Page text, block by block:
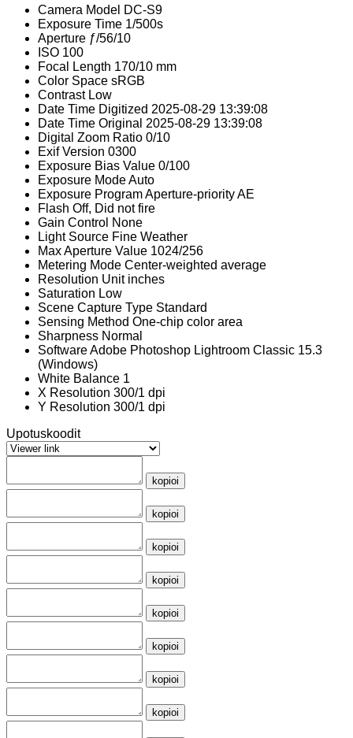
Camera Model DC-S9
Exposure Time 1/500s
Aperture ƒ/56/10
ISO 100
Focal Length 170/10 mm
Color Space sRGB
Contrast Low
Date Time Digitized 2025-08-29 13:39:08
Date Time Original 2025-08-29 13:39:08
Digital Zoom Ratio 0/10
Exif Version 0300
Exposure Bias Value 0/100
Exposure ModeAuto
Exposure ProgramAperture-priority AE
Flash Off, Did not fire
Gain Control None
Light Source Fine Weather
Max Aperture Value 1024/256
Metering Mode Center-weighted average
Resolution Unit inches
Saturation Low
Scene Capture Type Standard
Sensing Method One-chip color area
Sharpness Normal
SoftwareAdobe Photoshop Lightroom Classic 15.3
(Windows)
White Balance 1
X Resolution 300/1 dpi
Y Resolution 300/1 dpi
Upotuskoodit
kopioi
kopioi
kopioi
kopioi
kopioi
kopioi
kopioi
kopioi